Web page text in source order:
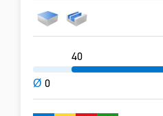
Ø 0
40